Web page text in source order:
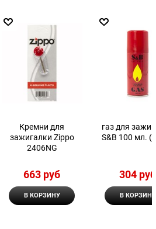
Кремни для
зажигалки Zippo
2406NG
663 руб
В КОРЗИНУ
газ для
S&B 100 мл.
304 руб
В КОРЗИНУ